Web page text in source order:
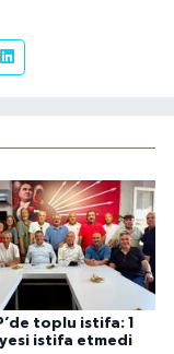
toplu istifa: 1
istifa etmedi